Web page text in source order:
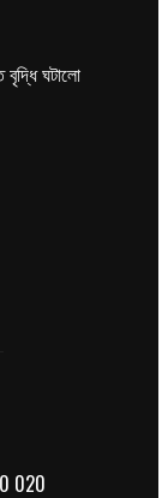
বৃদ্ধি ঘটালো
020